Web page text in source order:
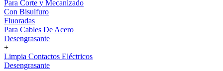
Para Corte y Mecanizado
Con Bisulfuro
Fluoradas
Para Cables De Acero
Desengrasante
+
Limpia Contactos Eléctricos
Desengrasante